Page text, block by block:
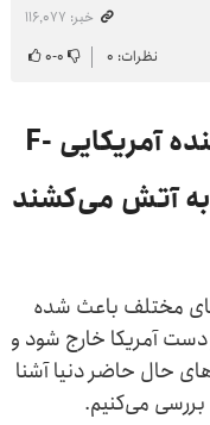
خبر: ۱۱۶٬۰۷۷
نظرات: ۰ ۰-۰
معرفی رقبای قدرتمند جنگنده آمریکایی F-
به آتش می‌کشند
مختلف باعث شده
دست آمریکا خارج شود و
حال حاضر دنیا آشنا
می‌کنیم.